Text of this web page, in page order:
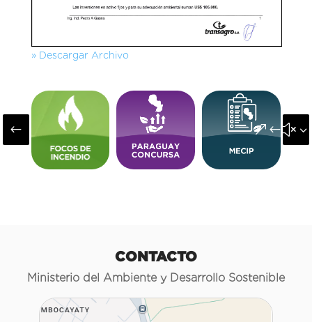
» Descargar Archivo
#
CONTACTO
Ministerio del Ambiente y Desarrollo Sostenible